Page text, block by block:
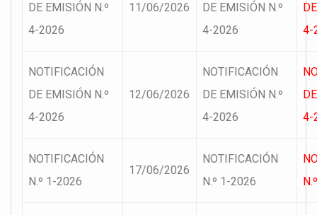
DE EMISIÓN N.º
4-2026
11/06/2026
DE EMISIÓN N.º
4-2026
4-
NOTIFICACIÓN
DE EMISIÓN N.º
4-2026
12/06/2026
NOTIFICACIÓN
DE EMISIÓN N.º
4-2026
4-
NOTIFICACIÓN
N.º 1-2026
17/06/2026
NOTIFICACIÓN
N.º 1-2026